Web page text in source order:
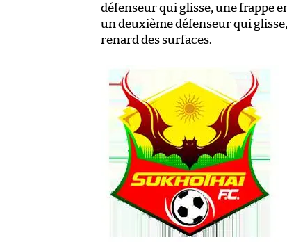
défenseur qui glisse, une frappe
un deuxième défenseur qui
renard des surfaces.